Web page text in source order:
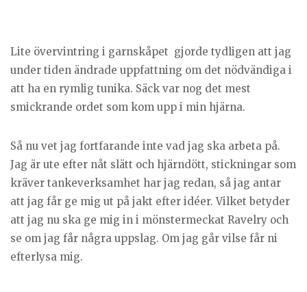
Lite övervintring i garnskåpet gjorde tydligen att jag
under tiden ändrade uppfattning om det nödvändiga i
att ha en rymlig tunika. Säck var nog det mest
smickrande ordet som kom upp i min hjärna.
Så nu vet jag fortfarande inte vad jag ska arbeta på.
Jag är ute efter nåt slätt och hjärndött, stickningar som
kräver tankeverksamhet har jag redan, så jag antar
att jag får ge mig ut på jakt efter idéer. Vilket betyder
att jag nu ska ge mig in i mönstermeckat Ravelry och
se om jag får några uppslag. Om jag går vilse får ni
efterlysa mig.